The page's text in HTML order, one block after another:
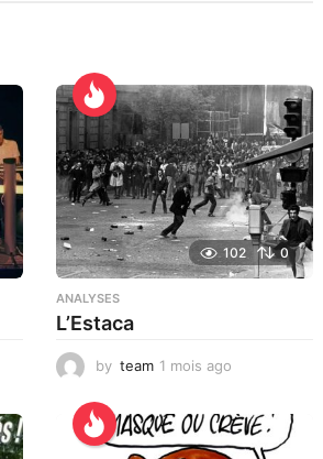
102 0
ANALYSES
L’Estaca
by team 1 mois ago
i
s